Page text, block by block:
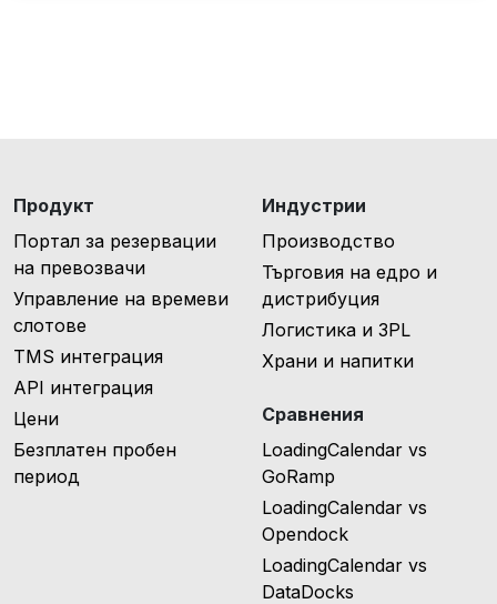
Продукт
Портал за резервации
на превозвачи
Управление на времеви
слотове
TMS интеграция
API интеграция
Цени
Безплатен пробен
период
Индустрии
Производство
Търговия на едро и
дистрибуция
Логистика и 3PL
Храни и напитки
Сравнения
LoadingCalendar vs
GoRamp
LoadingCalendar vs
Opendock
LoadingCalendar vs
DataDocks